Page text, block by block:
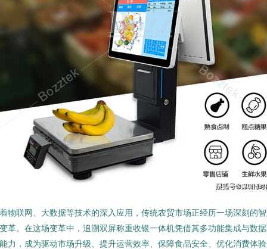
物联网、大数据等技术的深入应用，传统农贸市场正经历一场深刻的
革。在这场变革中，追溯双屏称重收银一体机凭借其多功能集成与数
力，成为驱动市场升级、提升运营效率、保障食品安全、优化消费体